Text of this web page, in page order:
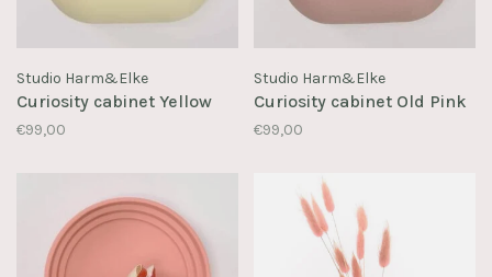
Studio Harm&Elke
Curiosity cabinet Yellow
€99,00
Studio Harm&Elke
Curiosity cabinet Old Pink
€99,00